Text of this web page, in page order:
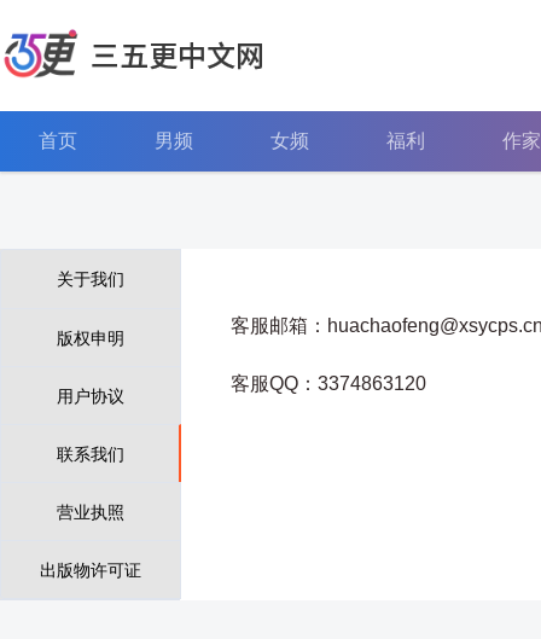
三五更中文网
首页 男频 女频 福利 作
关于我们
版权申明
用户协议
联系我们
营业执照
出版物许可证
客服邮箱：
客服QQ：3374863120